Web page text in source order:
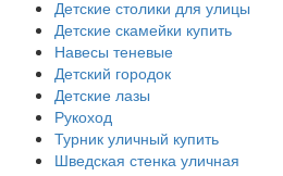
Детские столики для улицы
Детские скамейки купить
Навесы теневые
Детский городок
Детские лазы
Рукоход
Турник уличный купить
Шведская стенка уличная